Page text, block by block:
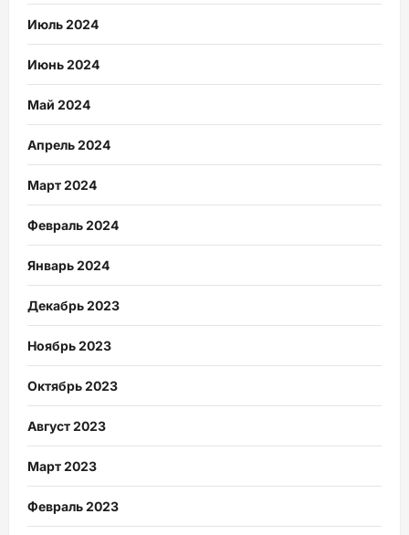
Июль 2024
Июнь 2024
Май 2024
Апрель 2024
Март 2024
Февраль 2024
Январь 2024
Декабрь 2023
Ноябрь 2023
Октябрь 2023
Август 2023
Март 2023
Февраль 2023